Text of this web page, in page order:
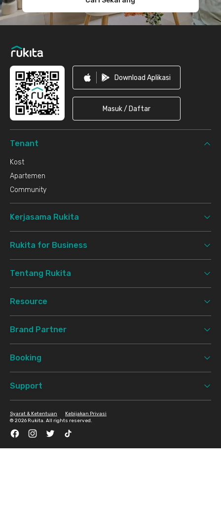
Download Aplikasi
Masuk / Daftar
Tenant
Kost
Apartemen
Community
Kerjasama Rukita
Rukita for Business
Tentang Rukita
Resource
Brand Partner
Booking
Support
© 2026 Rukita. All rights reserved.
Syarat & Ketentuan Kebijakan Privasi
FacebookInstagramTwitter TikTok